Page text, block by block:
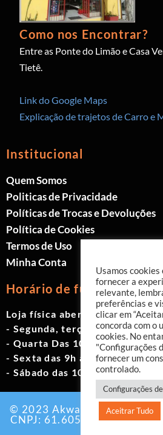
Como nos Encontrar?
Entre as Ponte do Limão e Casa
Tietê.
Link do Google Maps
Explicação de trajetos de Carro e
Institucional
Quem Somos
Politicas de Privacidade
Políticas de Trocas e Devoluções
Política de Cookies
Termos de Uso
Minha Conta
Horário de
Loja física aberta de Segunda à
- Segunda, terça e quinta das
- Quarta Das 10h às 18h
- Sexta das 9h às 18h
- Sábado das 10h às 17h
© 2023 Akwavita - Todos os
CNPJ: 61.605.465/0001-60
Usamos cookies
fornecer a
relevante,
preferências e
clicar em
concorda com o
cookies. No
"Configurações
fornecer um
controlado.
Configurações
Aceitrar Tudo